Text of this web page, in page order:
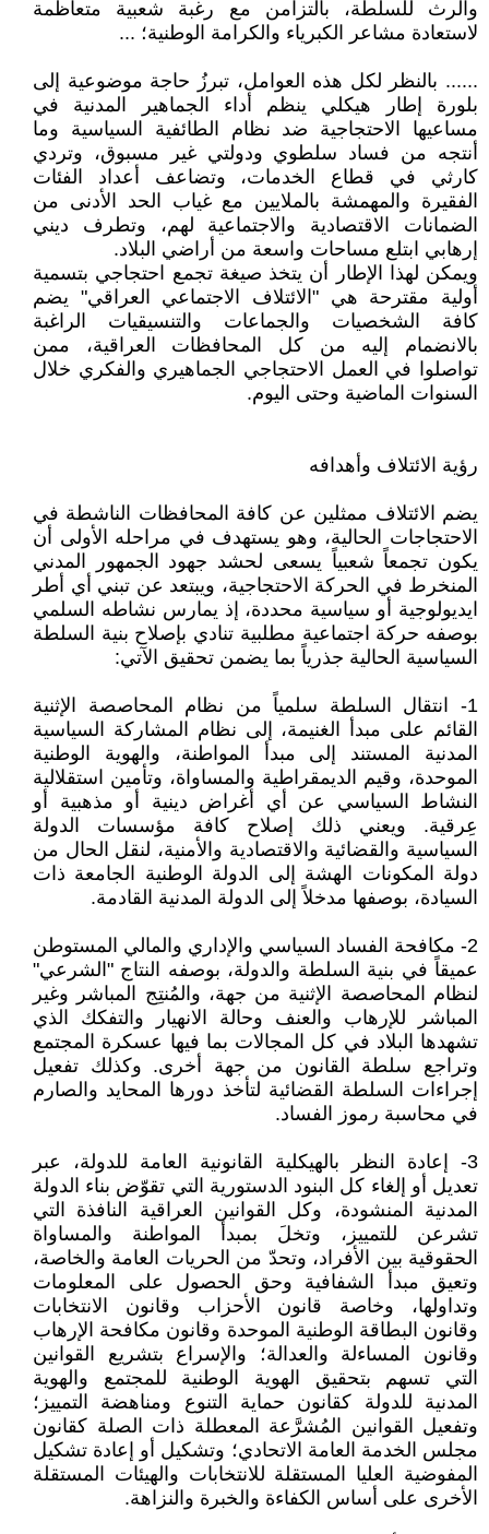
والرث للسلطة، بالتزامن مع رغبة شعبية متعاظمة
لاستعادة مشاعر الكبرياء والكرامة الوطنية؛ ...
...... بالنظر لكل هذه العوامل، تبرزُ حاجة موضوعية إلى
بلورة إطار هيكلي ينظم أداء الجماهير المدنية في
مساعيها الاحتجاجية ضد نظام الطائفية السياسية وما
أنتجه من فساد سلطوي ودولتي غير مسبوق، وتردي
كارثي في قطاع الخدمات، وتضاعف أعداد الفئات
الفقيرة والمهمشة بالملايين مع غياب الحد الأدنى من
الضمانات الاقتصادية والاجتماعية لهم، وتطرف ديني
إرهابي ابتلع مساحات واسعة من أراضي البلاد.
ويمكن لهذا الإطار أن يتخذ صيغة تجمع احتجاجي بتسمية
أولية مقترحة هي "الائتلاف الاجتماعي العراقي" يضم
كافة الشخصيات والجماعات والتنسيقيات الراغبة
بالانضمام إليه من كل المحافظات العراقية، ممن
تواصلوا في العمل الاحتجاجي الجماهيري والفكري خلال
السنوات الماضية وحتى اليوم.
رؤية الائتلاف وأهدافه
يضم الائتلاف ممثلين عن كافة المحافظات الناشطة في
الاحتجاجات الحالية، وهو يستهدف في مراحله الأولى أن
يكون تجمعاً شعبياً يسعى لحشد جهود الجمهور المدني
المنخرط في الحركة الاحتجاجية، ويبتعد عن تبني أي أطر
ايديولوجية أو سياسية محددة، إذ يمارس نشاطه السلمي
بوصفه حركة اجتماعية مطلبية تنادي بإصلاح بنية السلطة
السياسية الحالية جذرياً بما يضمن تحقيق الآتي:
1- انتقال السلطة سلمياً من نظام المحاصصة الإثنية
القائم على مبدأ الغنيمة، إلى نظام المشاركة السياسية
المدنية المستند إلى مبدأ المواطنة، والهوية الوطنية
الموحدة، وقيم الديمقراطية والمساواة، وتأمين استقلالية
النشاط السياسي عن أي أغراض دينية أو مذهبية أو
عِرقية. ويعني ذلك إصلاح كافة مؤسسات الدولة
السياسية والقضائية والاقتصادية والأمنية، لنقل الحال من
دولة المكونات الهشة إلى الدولة الوطنية الجامعة ذات
السيادة، بوصفها مدخلاً إلى الدولة المدنية القادمة.
2- مكافحة الفساد السياسي والإداري والمالي المستوطن
عميقاً في بنية السلطة والدولة، بوصفه النتاج "الشرعي"
لنظام المحاصصة الإثنية من جهة، والمُنتِج المباشر وغير
المباشر للإرهاب والعنف وحالة الانهيار والتفكك الذي
تشهدها البلاد في كل المجالات بما فيها عسكرة المجتمع
وتراجع سلطة القانون من جهة أخرى. وكذلك تفعيل
إجراءات السلطة القضائية لتأخذ دورها المحايد والصارم
في محاسبة رموز الفساد.
3- إعادة النظر بالهيكلية القانونية العامة للدولة، عبر
تعديل أو إلغاء كل البنود الدستورية التي تقوّض بناء الدولة
المدنية المنشودة، وكل القوانين العراقية النافذة التي
تشرعن للتمييز، وتخلَ بمبدأ المواطنة والمساواة
الحقوقية بين الأفراد، وتحدّ من الحريات العامة والخاصة،
وتعيق مبدأ الشفافية وحق الحصول على المعلومات
وتداولها، وخاصة قانون الأحزاب وقانون الانتخابات
وقانون البطاقة الوطنية الموحدة وقانون مكافحة الإرهاب
وقانون المساءلة والعدالة؛ والإسراع بتشريع القوانين
التي تسهم بتحقيق الهوية الوطنية للمجتمع والهوية
المدنية للدولة كقانون حماية التنوع ومناهضة التمييز؛
وتفعيل القوانين المُشرَّعة المعطلة ذات الصلة كقانون
مجلس الخدمة العامة الاتحادي؛ وتشكيل أو إعادة تشكيل
المفوضية العليا المستقلة للانتخابات والهيئات المستقلة
الأخرى على أساس الكفاءة والخبرة والنزاهة.